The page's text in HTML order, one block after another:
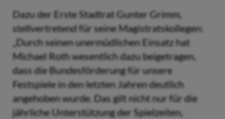
Dazu der Erste Stadtrat Gunter Grimm,
stellvertretend für seine Magistratskollegen:
„Durch seinen unermüdlichen Einsatz hat
Michael Roth wesentlich dazu beigetragen,
dass die Bundesförderung für unsere
Festspiele in den letzten Jahren deutlich
angehoben wurde. Das gilt nicht nur für die
jährliche Unterstützung der Spielzeiten,